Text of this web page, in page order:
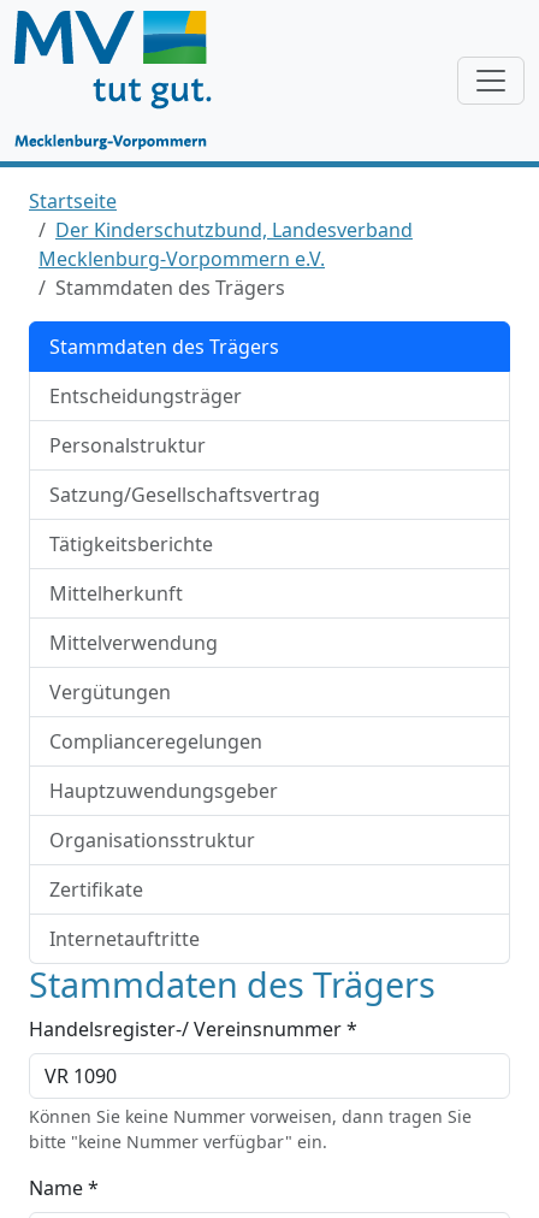
Startseite
Der Kinderschutzbund, Landesverband
Mecklenburg-Vorpommern e.V.
Stammdaten des Trägers
Stammdaten des Trägers
Entscheidungsträger
Personalstruktur
Satzung/Gesellschaftsvertrag
Tätigkeitsberichte
Mittelherkunft
Mittelverwendung
Vergütungen
Complianceregelungen
Hauptzuwendungsgeber
Organisationsstruktur
Zertifikate
Internetauftritte
Stammdaten des Trägers
Handelsregister-/ Vereinsnummer *
Können Sie keine Nummer vorweisen, dann tragen Sie
bitte "keine Nummer verfügbar" ein.
Name *